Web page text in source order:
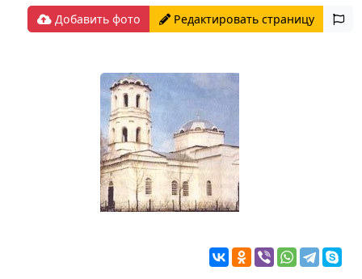
Добавить фото Редактировать страницу